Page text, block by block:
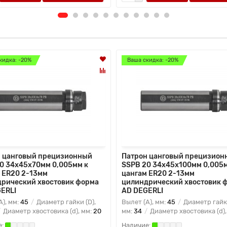
-20%
цанговый прецизионный
34x45x70мм 0,005мм к
ER20 2-13мм
хвостовик форма
мм: 45
Диаметр гайки (D),
Диаметр хвостовика (d), мм: 20
Ваша скидка: -20%
Патрон цанговый
SSPB 20 34x45x100мм
цангам ER20 2-13мм
цилиндрический хвостовик
AD DEGERLI
Вылет (A), мм: 45
Диаметр
мм: 34 Диаметр хвостовика